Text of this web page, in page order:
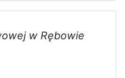
w Rębowie